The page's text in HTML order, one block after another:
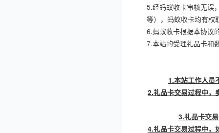
5.经蚂蚁收卡审核无误
等），蚂蚁收卡均有权
6.蚂蚁收卡根据本协议
7.本站的受理礼品卡和
1.本站工作人员
2.礼品卡交易过程中，
3.礼品卡交
4.礼品卡交易过程中，